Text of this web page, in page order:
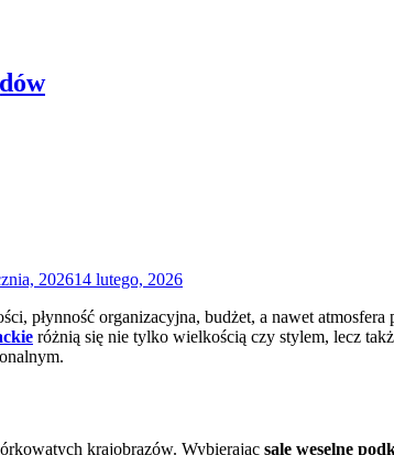
202614 lutego, 2026
płynność organizacyjna, budżet, a nawet
różnią się nie tylko wielkością czy stylem, lecz
krajobrazów. Wybierając sale weselne